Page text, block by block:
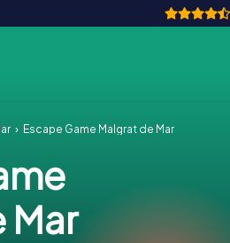
Escape Game Malgrat de Mar
Mar